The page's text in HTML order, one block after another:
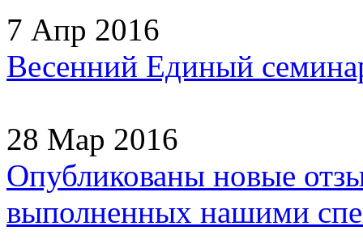
7 Апр 2016
Весенний Единый
28 Мар 2016
Опубликованы новые
выполненных нашими